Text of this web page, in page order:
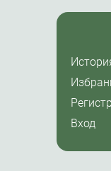
Вход